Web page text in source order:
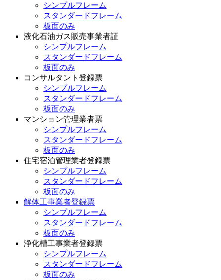
シンプルフレーム
スタンダードフレーム
板面のみ
液化石油ガス販売事業者証
シンプルフレーム
スタンダードフレーム
板面のみ
コンサルタント登録票
シンプルフレーム
スタンダードフレーム
板面のみ
マンション管理業者票
シンプルフレーム
スタンダードフレーム
板面のみ
住宅宿泊管理業者登録票
シンプルフレーム
スタンダードフレーム
板面のみ
解体工事業者登録票
シンプルフレーム
スタンダードフレーム
板面のみ
浄化槽工事業者登録票
シンプルフレーム
スタンダードフレーム
板面のみ